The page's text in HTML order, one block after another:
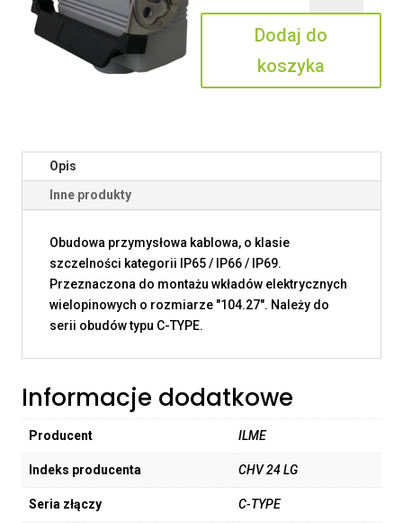
24
LG
Dodaj do
koszyka
Opis
Inne produkty
Obudowa przymysłowa kablowa, o klasie
szczelności kategorii IP65 / IP66 / IP69.
Przeznaczona do montażu wkładów elektrycznych
wielopinowych o rozmiarze "104.27". Należy do
serii obudów typu C-TYPE.
Informacje dodatkowe
Producent ILME
Indeks producenta CHV 24 LG
Seria złączy C-TYPE